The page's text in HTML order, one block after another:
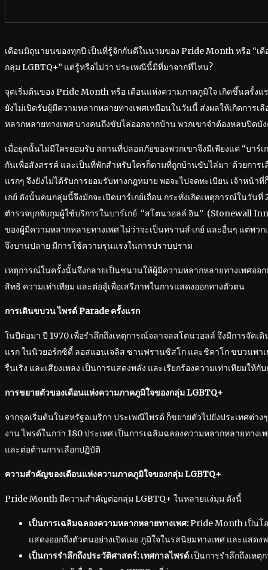
เดือนมิถุนายนของทุกปี เป็นที่รู้จักกันดีในนามของ Pride Month หรือ “เ
กลุ่ม LGBTQ+” แต่รู้หรือไม่ว่า ประเพณีนี้มีที่มาจากที่ไหน?
จุดเริ่มต้นของ Pride Month หรือ เดือนแห่งความภาคภูมิใจ เกิดขึ้นครั้งแ
ยังไม่เปิดรับผู้มีความหลากหลายทางเพศเหมือนในวันนี้ ส่งผลให้เกิดการเ
หลากหลายทางเพศ บางคนถึงขับไล่ออกจากบ้าน พวกเขาจำต้องหลบปิดบั
เมื่อยุคนั้นไม่มีใครยอมรับ สถานที่ปลอดภัยของพวกเขาจึงมีเพียงแค่ “บาร์เ
กันเพื่อสังสรรค์ และเป็นที่พักสำหรับใครก็ตามที่ถูกบ้านขับไล่มา ด้วยการเ
แรกๆ จึงยังไม่ได้รับการยอมรับทางกฎหมาย พอจะไปจดทะเบียน เจ้าหน้าที่
เกย์ ดังนั้นคนกลุ่มนี้จึงมักจะเปิดบาร์เกย์เถื่อน กระทั่งเกิดเหตุการณ์ในวันที่
ตำรวจบุกจับกุมผู้ใช้บริการในบาร์เกย์ “สโตนวอลล์ อิน” (Stonewall
ของผู้มีความหลากหลายทางเพศ ไม่ว่าจะเป็นทรานส์ เกย์ และอื่นๆ แต่พว
จึงบานปลาย มีการใช้ความรุนแรงในการปราบปราม
เหตุการณ์ในครั้งนั้นจึงกลายเป็นชนวนให้ผู้มีความหลากหลายทางเพศออก
สิทธิ ความเท่าเทียม และต่อสู้เพื่อเสรีภาพในการแสดงออกทางตัวตน
การเดินขบวน ไพรด์ Parade ครั้งแรก
ในปีต่อมา ปี 1970 เพื่อรำลึกถึงเหตุการณ์จลาจลสโตนวอลล์ จึงมีการจัดเ
แรก ในนิวยอร์กซิตี้ ลอสแอนเจลิส ซานฟรานซิสโก และชิคาโก ขบวนพา
รื่นเริง และเสียงเพลง เป็นการแสดงพลัง และเรียกร้องความเท่าเทียมให้กั
การขยายตัวของเดือนแห่งความภาคภูมิใจของกลุ่ม LGBTQ+
จากจุดเริ่มต้นในสหรัฐอเมริกา ประเพณีไพรด์ ก็ขยายตัวไปยังประเทศต่า
งาน ไพรด์ในกว่า 180 ประเทศ เป็นการเฉลิมฉลองความหลากหลายทาง
และต่อต้านการเลือกปฏิบัติ
ความสำคัญของเดือนแห่งความภาคภูมิใจของกลุ่ม LGBTQ+
Pride Month มีความสำคัญต่อกลุ่ม LGBTQ+ ในหลายแง่มุม ดังนี้
เป็นการเฉลิมฉลองความหลากหลายทางเพศ:Pride Month เป็นโ
แสดงออกถึงตัวตนอย่างเปิดเผย ภูมิใจในรสนิยมทางเพศ และแสดง
เป็นการรำลึกถึงประวัติศาสตร์: เทศกาลไพรด์ เป็นการรำลึกถึงเห